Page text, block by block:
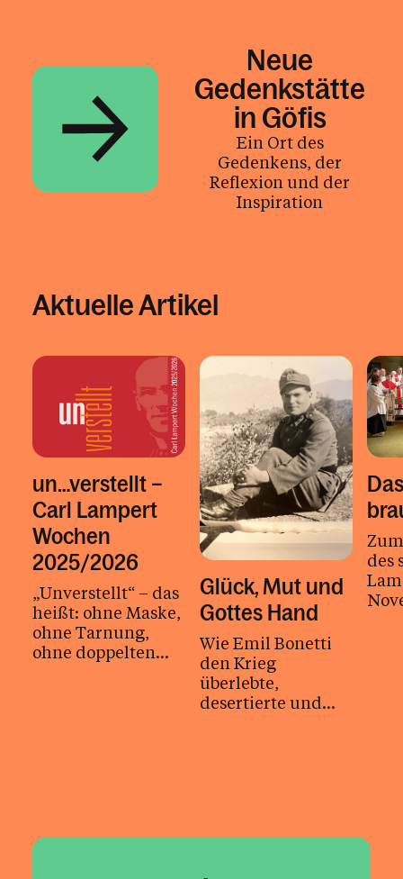
Neue
Gedenkstätte
in Göfis
Ein Ort des
Gedenkens, der
Reflexion und der
Inspiration
Aktuelle Artikel
un…verstellt –
Carl Lampert
Wochen
2025/2026
„Unverstellt“ – das
heißt: ohne Maske,
ohne Tarnung,
ohne doppelten
Glück, Mut und
Gottes Hand
Wie Emil Bonetti
den Krieg
überlebte,
desertierte und
des